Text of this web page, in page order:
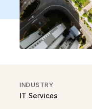
INDUSTRY
IT Services